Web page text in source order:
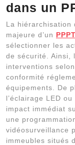
dans un
La hiérarchisation
majeure d’un
sélectionner les
de sécurité. Ainsi,
interventions
conformité
équipements. De
l’éclairage LED
impact immédiat
une
vidéosurveillance
immeubles situés